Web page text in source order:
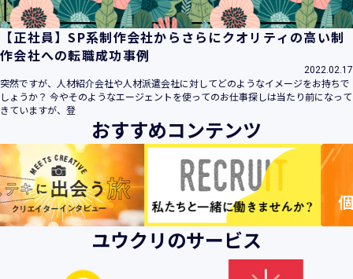
【正社員】SP系制作会社からさらにクオリティの高い制
作会社への転職成功事例
2022.02.17
突然ですが、人材紹介会社や人材派遣会社に対してどのようなイメージをお持ちで
しょうか？ 今やそのようなエージェントを使ってのお仕事探しは当たり前になって
きていますが、登
おすすめコンテンツ
ユウクリのサービス